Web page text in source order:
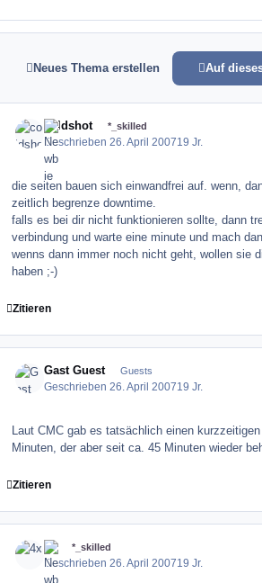
Neues Thema erstellen Auf
coldshot *_skilled
Geschrieben26. April 200719 Jr.
die seiten bauen sich einwandfrei auf. wenn,
zeitlich begrenze downtime.
falls es bei dir nicht funktionieren sollte, dann
verbindung und warte eine minute und mach
wenns dann immer noch nicht geht, wollen sie
haben ;-)
Zitieren
Gast Guest Guests
Geschrieben26. April 200719 Jr.
Laut CMC gab es tatsächlich einen
Minuten, der aber seit ca. 45 Minuten wieder
Zitieren
4x *_skilled
Geschrieben26. April 200719 Jr.